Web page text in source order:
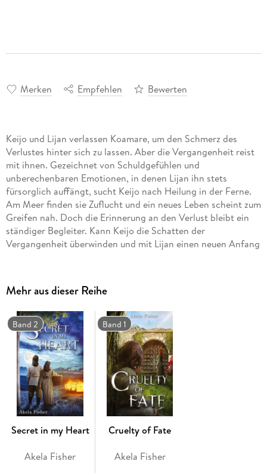
Merken Empfehlen Bewerten
Keijo und Lijan verlassen Koamare, um den Schmerz des
Verlustes hinter sich zu lassen. Aber die Vergangenheit reist
mit ihnen. Gezeichnet von Schuldgefühlen und
unberechenbaren Emotionen, in denen Lijan ihn stets
fürsorglich auffängt, sucht Keijo nach Heilung in der Ferne.
Am Meer finden sie Zuflucht und ein neues Leben scheint zum
Greifen nah. Doch die Erinnerung an den Verlust bleibt ein
ständiger Begleiter. Kann Keijo die Schatten der
Vergangenheit überwinden und mit Lijan einen neuen Anfang
Mehr aus dieser Reihe
Band 2
Secret in my Heart
Akela Fisher
Band 1
Cruelty of Fate
Akela Fisher